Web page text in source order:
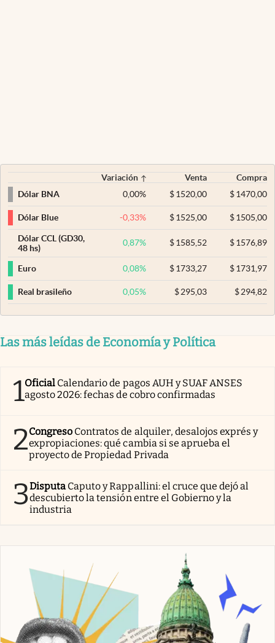
Variación Venta
Compra
Dólar BNA
0,00% $ 1520,00 $1470,00
Dólar Blue -0,33% $ 1525,00 $1505,00
Dólar CCL (GD30,
48 hs)
0,87% $ 1585,52 $1576,89
Euro 0,08% $ 1733,27 $1731,97
Real brasileño 0,05% $ 295,03 $294,82
Las más leídas de Economía y Política
1Oficial Calendario de pagos AUH y SUAF ANSES
agosto 2026: fechas de cobro confirmadas
2Congreso Contratos de alquiler, desalojos exprés y
expropiaciones: qué cambia si se aprueba el
proyecto de Propiedad Privada
3Disputa Caputo y Rappallini: el cruce que dejó al
descubierto la tensión entre el Gobierno y la
industria